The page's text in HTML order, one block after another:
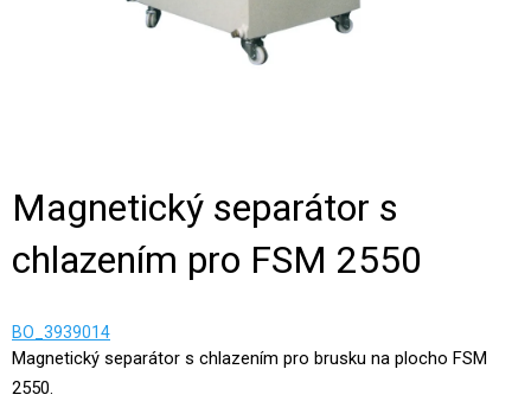
Magnetický separátor s
chlazením pro FSM 2550
BO_3939014
Magnetický separátor s chlazením pro brusku na plocho FSM
2550.